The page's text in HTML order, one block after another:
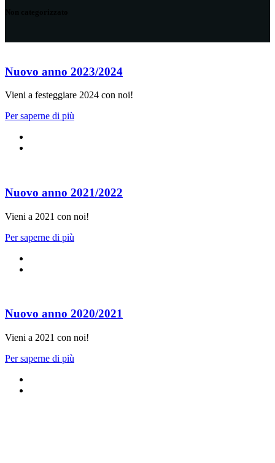
Nuovo anno 2023/2024
Vieni a festeggiare 2024 con noi!
Per saperne di più
Nuovo anno 2021/2022
Vieni a 2021 con noi!
Per saperne di più
Nuovo anno 2020/2021
Vieni a 2021 con noi!
Per saperne di più